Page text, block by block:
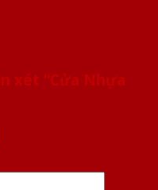
xét “Cửa Nhựa